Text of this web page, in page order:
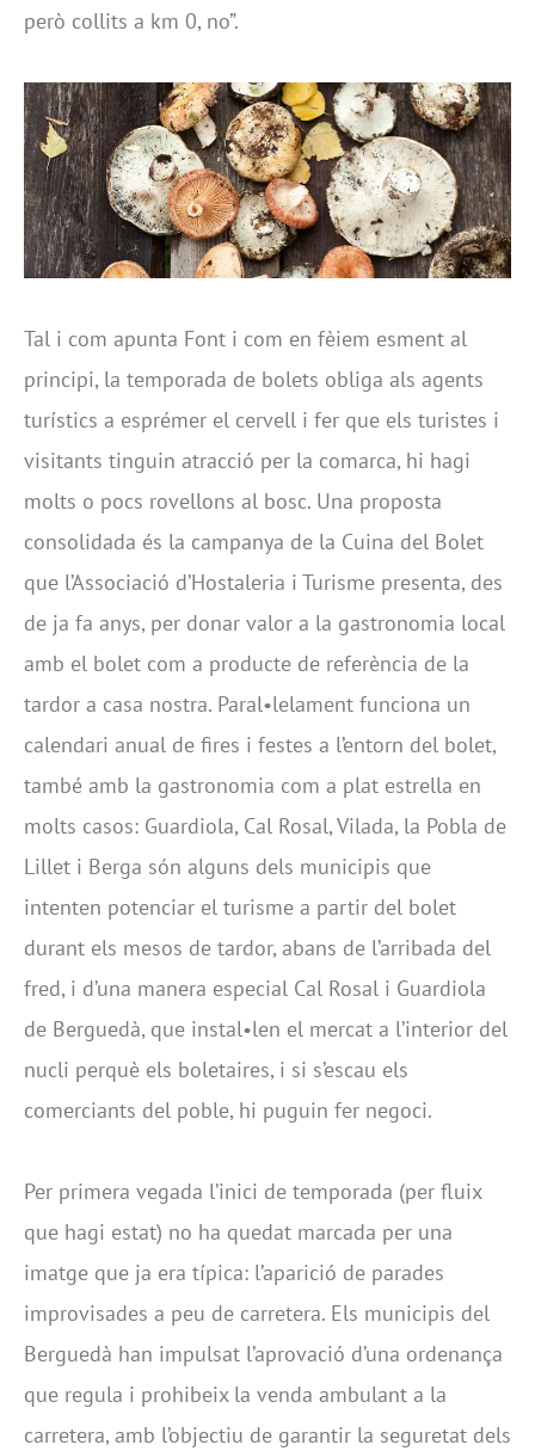
però collits a km 0, no”.
Tal i com apunta Font i com en fèiem esment al
principi, la temporada de bolets obliga als agents
turístics a esprémer el cervell i fer que els turistes i
visitants tinguin atracció per la comarca, hi hagi
molts o pocs rovellons al bosc. Una proposta
consolidada és la campanya de la Cuina del Bolet
que l’Associació d’Hostaleria i Turisme presenta, des
de ja fa anys, per donar valor a la gastronomia local
amb el bolet com a producte de referència de la
tardor a casa nostra. Paral•lelament funciona un
calendari anual de fires i festes a l’entorn del bolet,
també amb la gastronomia com a plat estrella en
molts casos: Guardiola, Cal Rosal, Vilada, la Pobla de
Lillet i Berga són alguns dels municipis que
intenten potenciar el turisme a partir del bolet
durant els mesos de tardor, abans de l’arribada del
fred, i d’una manera especial Cal Rosal i Guardiola
de Berguedà, que instal•len el mercat a l’interior del
nucli perquè els boletaires, i si s’escau els
comerciants del poble, hi puguin fer negoci.
Per primera vegada l’inici de temporada (per fluix
que hagi estat) no ha quedat marcada per una
imatge que ja era típica: l’aparició de parades
improvisades a peu de carretera. Els municipis del
Berguedà han impulsat l’aprovació d’una ordenança
que regula i prohibeix la venda ambulant a la
carretera, amb l’objectiu de garantir la seguretat dels